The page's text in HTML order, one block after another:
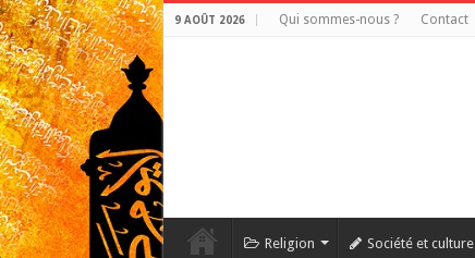
9 AOÛT 2026 Qui sommes-nous ? Contact
Religion Société et culture